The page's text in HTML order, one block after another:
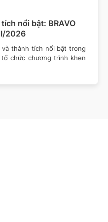
nổi bật: BRAVO
2026
thành tích nổi bật trong
tổ chức chương trình khen